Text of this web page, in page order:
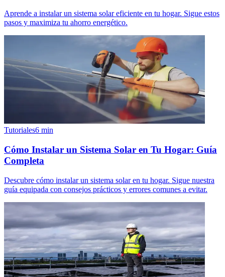
Aprende a instalar un sistema solar eficiente en tu hogar. Sigue estos
pasos y maximiza tu ahorro energético.
Tutoriales6 min
Cómo Instalar un Sistema Solar en Tu Hogar: Guía
Completa
Descubre cómo instalar un sistema solar en tu hogar. Sigue nuestra
guía equipada con consejos prácticos y errores comunes a evitar.